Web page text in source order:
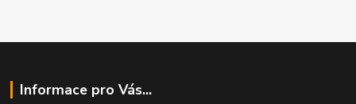
Informace pro Vás...